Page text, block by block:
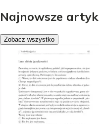
Najnowsze
Zobacz wszystko